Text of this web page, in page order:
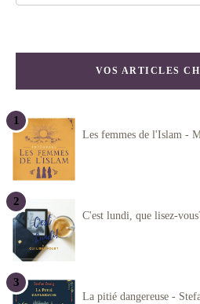
VOS ARTICLES
Les femmes de l'Islam -
C'est lundi, que lisez-
La pitié dangereuse -